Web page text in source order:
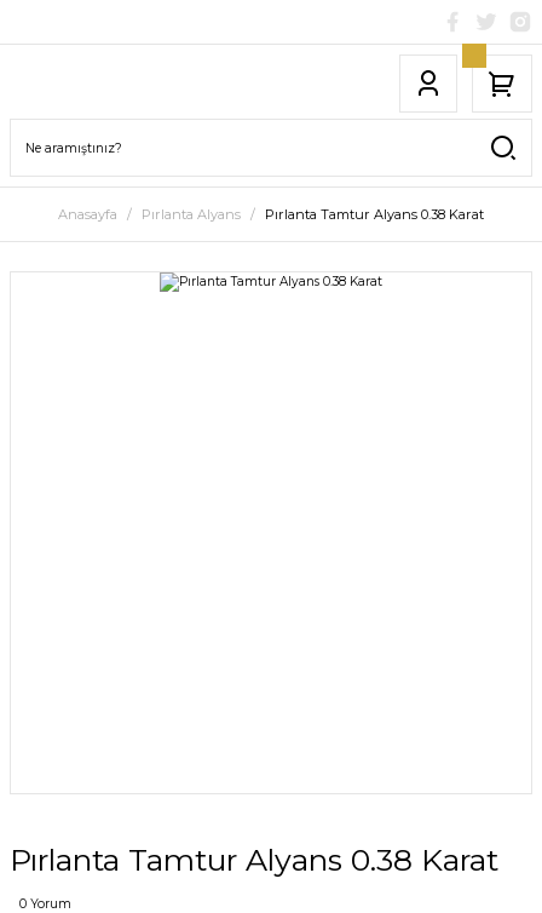
Anasayfa Pırlanta Alyans Pırlanta Tamtur Alyans 0.38 Karat
Pırlanta Tamtur Alyans 0.38 Karat
0 Yorum